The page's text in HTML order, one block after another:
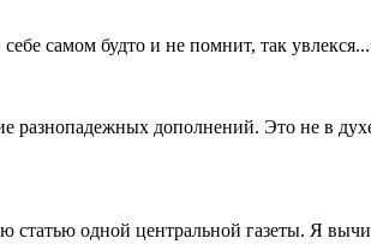
самом будто и не помнит, так
разнопадежных дополнений. Это не в
статью одной центральной газеты. Я